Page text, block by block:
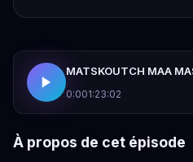
MATSKOUTCH MAA
0:001:23:02
À propos de cet épisode